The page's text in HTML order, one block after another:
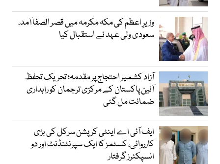
وزیرِ اعظم کی مکہ مکرمہ میں قصر الصفا آمد،
سعودی ولی عہد نے استقبال کیا
آزاد کشمیر احتجاج پر مقدمہ؛ تحریک تحفظ
آئین پاکستان کے مرکزی ترجمان کو راہداری
ضمانت مل گئی
ایف آئی اے اینٹی کرپشن سرکل کی بڑی
کارروائی، کسٹمز کا ایک سپرنٹنڈنٹ اور دو
انسپکٹرز گرفتار